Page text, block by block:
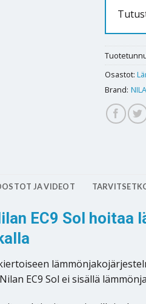
Osastot:
Brand:
JA VIDEOT
EC9 Sol hoitaa
EC9 Sol ei sisällä